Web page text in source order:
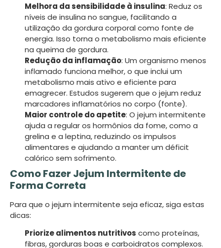
Melhora da sensibilidade à insulina: Reduz os
níveis de insulina no sangue, facilitando a
utilização da gordura corporal como fonte de
energia. Isso torna o metabolismo mais eficiente
na queima de gordura.
Redução da inflamação: Um organismo menos
inflamado funciona melhor, o que inclui um
metabolismo mais ativo e eficiente para
emagrecer. Estudos sugerem que o jejum reduz
marcadores inflamatórios no corpo (fonte).
Maior controle do apetite: O jejum intermitente
ajuda a regular os hormônios da fome, como a
grelina e a leptina, reduzindo os impulsos
alimentares e ajudando a manter um déficit
calórico sem sofrimento.
Como Fazer Jejum Intermitente de
Forma Correta
Para que o jejum intermitente seja eficaz, siga estas
dicas:
Priorize alimentos nutritivos como proteínas,
fibras, gorduras boas e carboidratos complexos.